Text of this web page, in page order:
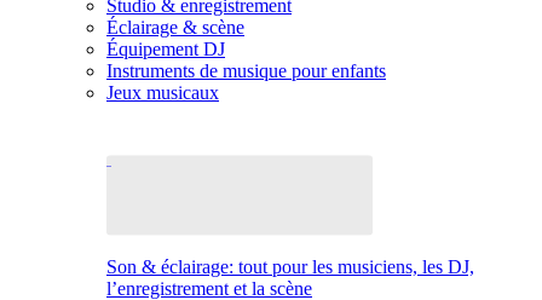
Studio & enregistrement
Éclairage & scène
Équipement DJ
Instruments de musique pour enfants
Jeux musicaux
Son & éclairage: tout pour les musiciens, les DJ,
l’enregistrement et la scène